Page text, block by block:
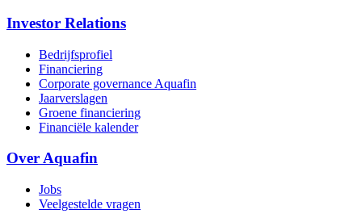
Investor Relations
Bedrijfsprofiel
Financiering
Corporate governance Aquafin
Jaarverslagen
Groene financiering
Financiële kalender
Over Aquafin
Jobs
Veelgestelde vragen